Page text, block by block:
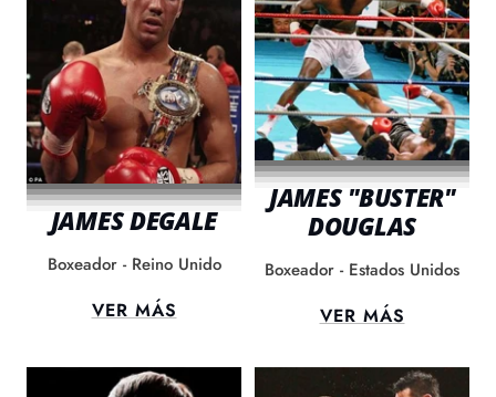
JAMES DEGALE
Boxeador - Reino Unido
VER MÁS
JAMES "BUSTER"
DOUGLAS
Boxeador - Estados Unidos
VER MÁS